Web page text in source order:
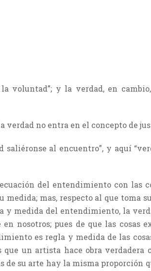
voluntad”; y la verdad, en
verdad no entra en el concepto de
saliéronse al encuentro”, y aquí
del entendimiento con las
medida; mas, respecto al que toma
y medida del entendimiento, la
nosotros; pues de que las cosas
es regla y medida de las
un artista hace obra verdadera
su arte hay la misma proporción